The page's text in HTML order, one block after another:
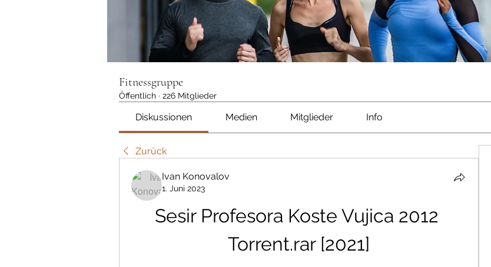
Fitnessgruppe
Öffentlich · 226 Mitglieder
Diskussionen Medien Mitglieder Info
Zurück
Ivan Konovalov
1. Juni 2023
Sesir Profesora Koste Vujica 2012
Torrent.rar [2021]